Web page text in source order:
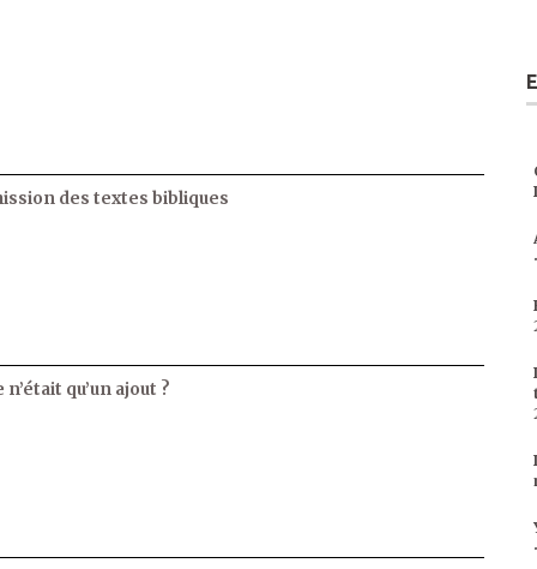
des textes bibliques
qu’un ajout ?